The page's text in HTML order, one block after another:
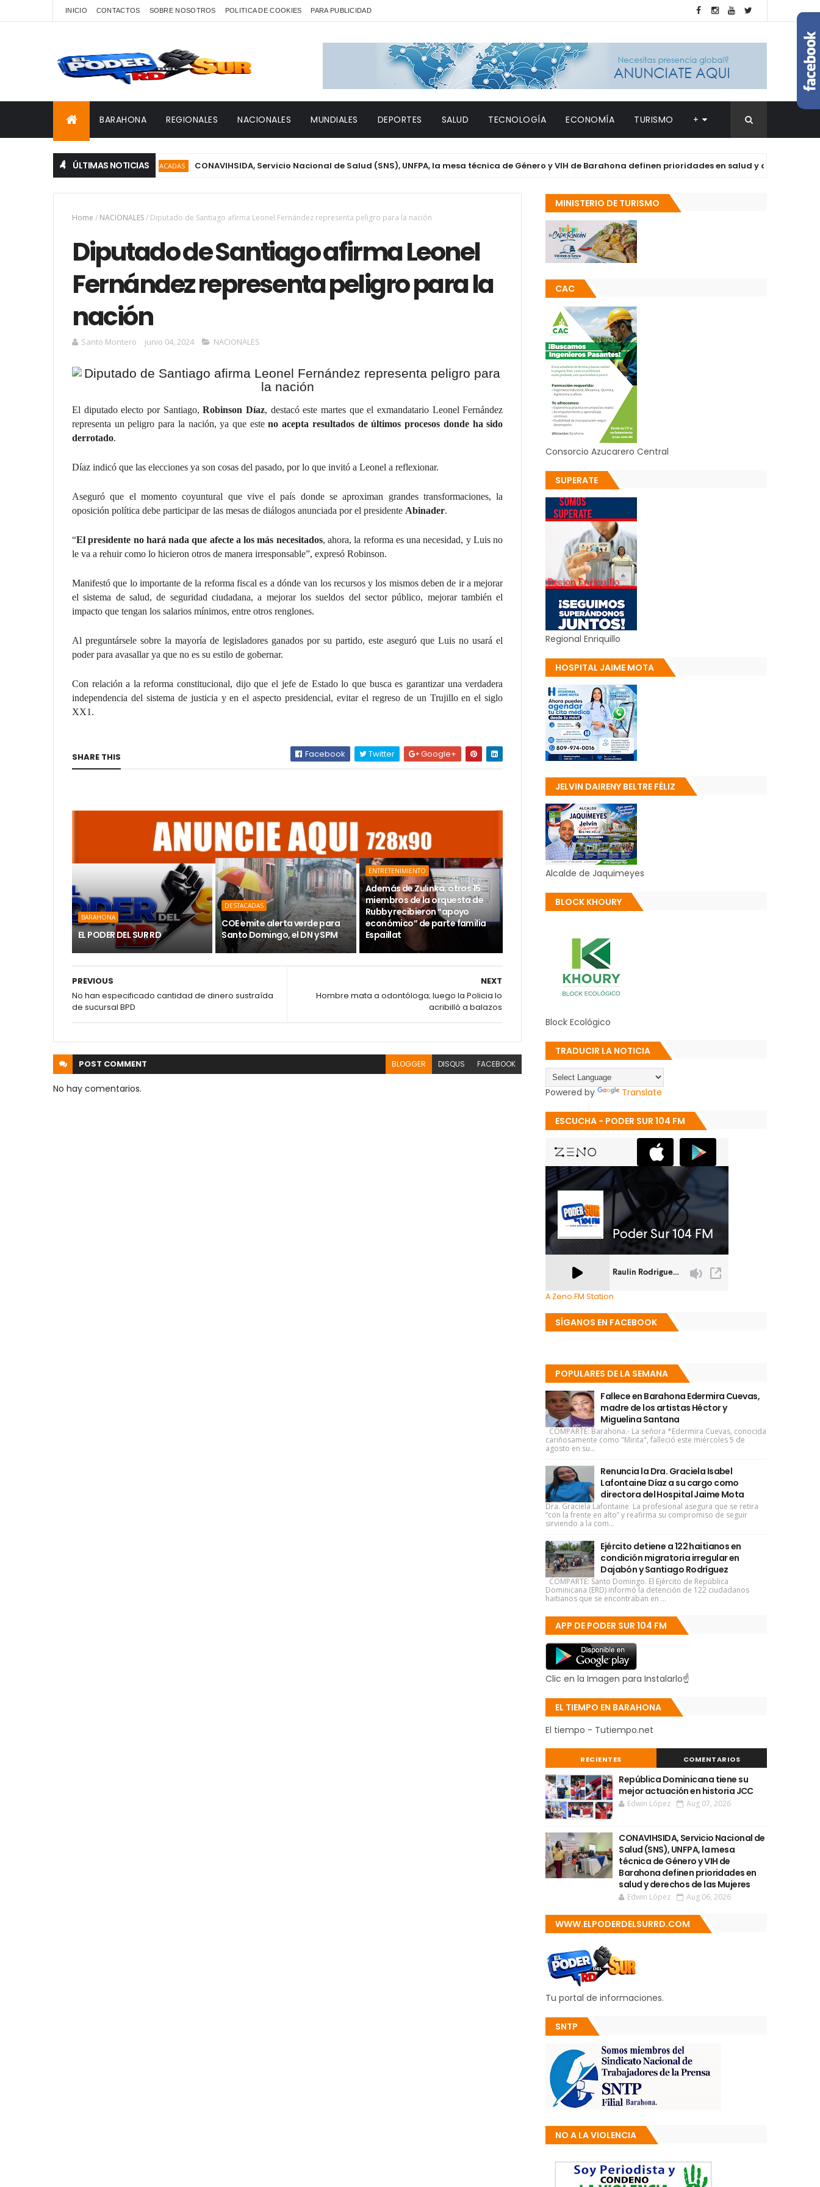
INICIO CONTACTOS SOBRE NOSOTROS POLITICA DE COOKIES PARA PUBLICIDAD
BARAHONA REGIONALES NACIONALES MUNDIALES DEPORTES SALUD TECNOLOGÍA ECONOMÍA TURISMO +
ÚLTIMAS NOTICIAS
DESTACADAS CONAVIHSIDA, Servicio Nacional de Salud (SNS), UNFPA, la mesa técnica de Género y VIH de Barahona definen prioridades en salud y derechos de las
Home / NACIONALES/ Diputado de Santiago afirma Leonel Fernández representa peligro para la nación
Diputado de Santiago afirma Leonel
Fernández representa peligro para la
nación
Santo Montero junio 04, 2024 NACIONALES
El diputado electo por Santiago, Robinson Díaz, destacó este martes que el exmandatario Leonel Fernández
representa un peligro para la nación, ya que esteno acepta resultados de últimos procesos donde ha sido
derrotado.
Díaz indicó que las elecciones ya son cosas del pasado, por lo que invitó a Leonel a reflexionar.
Aseguró que el momento coyuntural que vive el país donde se aproximan grandes transformaciones, la
oposición política debe participar de las mesas de diálogos anunciada por el presidente Abinader.
“El presidente no hará nada que afecte a los más necesitados, ahora, la reforma es una necesidad, y Luis no
le va a rehuir como lo hicieron otros de manera irresponsable”, expresó Robinson.
Manifestó que lo importante de la reforma fiscal es a dónde van los recursos y los mismos deben de ir a mejorar
el sistema de salud, de seguridad ciudadana, a mejorar los sueldos del sector público, mejorar también el
impacto que tengan los salarios mínimos, entre otros renglones.
Al preguntársele sobre la mayoría de legisladores ganados por su partido, este aseguró que Luis no usará el
poder para avasallar ya que no es su estilo de gobernar.
Con relación a la reforma constitucional, dijo que el jefe de Estado lo que busca es garantizar una verdadera
independencia del sistema de justicia y en el aspecto presidencial, evitar el regreso de un Trujillo en el siglo
XX1.
SHARE THIS Facebook Twitter Google+
BARAHONA
EL PODER DEL SUR RD
DESTACADAS
COE emite alerta verde para
Santo Domingo, el DN y SPM
ENTRETENIMIENTO
Además de Zulinka, otros 15
miembros de la orquesta de
Rubby recibieron “apoyo
económico” de parte familia
Espaillat
NEXT
Hombre mata a odontóloga; luego la Policia lo
acribilló a balazos
PREVIOUS
No han especificado cantidad de dinero sustraída
de sucursal BPD
POST COMMENT BLOGGER DISQUS FACEBOOK
No hay comentarios.
MINISTERIO DE TURISMO
CAC
Consorcio Azucarero Central
SUPERATE
Regional Enriquillo
HOSPITAL JAIME MOTA
JELVIN DAIRENY BELTRE FÉLIZ
Alcalde de Jaquimeyes
BLOCK KHOURY
Block Ecológico
TRADUCIR LA NOTICIA
Powered by Translate
ESCUCHA - PODER SUR 104 FM
A Zeno.FM Station
SÍGANOS EN FACEBOOK
POPULARES DE LA SEMANA
Fallece en Barahona Edermira Cuevas,
madre de los artistas Héctor y
Miguelina Santana
COMPARTE: Barahona.- La señora *Edermira Cuevas, conocida
cariñosamente como "Mirita", falleció este miércoles 5 de
agosto en su...
Renuncia la Dra. Graciela Isabel
Lafontaine Díaz a su cargo como
directora del Hospital Jaime Mota
Dra. Graciela Lafontaine La profesional asegura que se retira
“con la frente en alto” y reafirma su compromiso de seguir
sirviendo a la com...
Ejército detiene a 122 haitianos en
condición migratoria irregular en
Dajabón y Santiago Rodríguez
COMPARTE: Santo Domingo. El Ejército de República
Dominicana (ERD) informó la detención de 122 ciudadanos
haitianos que se encontraban en ...
APP DE PODER SUR 104 FM
Clic en la Imagen para Instalarlo☝
EL TIEMPO EN BARAHONA
El tiempo - Tutiempo.net
RECIENTES COMENTARIOS
República Dominicana tiene su
mejor actuación en historia JCC
Edwin López Aug 07, 2026
CONAVIHSIDA, Servicio Nacional de
Salud (SNS), UNFPA, la mesa
técnica de Género y VIH de
Barahona definen prioridades en
salud y derechos de las Mujeres
Edwin López Aug 06, 2026
WWW.ELPODERDELSURRD.COM
Tu portal de informaciones.
SNTP
NO A LA VIOLENCIA